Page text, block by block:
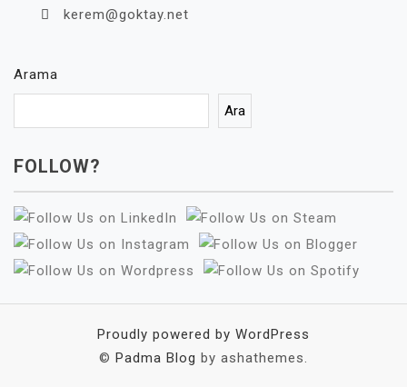
kerem@goktay.net
Arama
Ara
FOLLOW?
Proudly powered by WordPress
© Padma Blog by ashathemes.